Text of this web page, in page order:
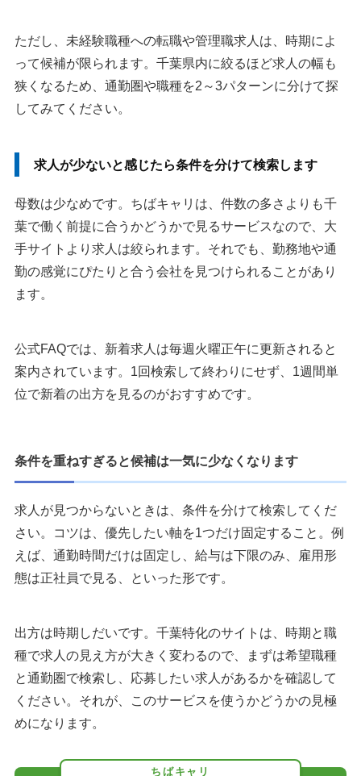
ただし、未経験職種への転職や管理職求人は、時期によ
って候補が限られます。千葉県内に絞るほど求人の幅も
狭くなるため、通勤圏や職種を2～3パターンに分けて探
してみてください。
求人が少ないと感じたら条件を分けて検索します
母数は少なめです。ちばキャリは、件数の多さよりも千
葉で働く前提に合うかどうかで見るサービスなので、大
手サイトより求人は絞られます。それでも、勤務地や通
勤の感覚にぴたりと合う会社を見つけられることがあり
ます。
公式FAQでは、新着求人は毎週火曜正午に更新されると
案内されています。1回検索して終わりにせず、1週間単
位で新着の出方を見るのがおすすめです。
条件を重ねすぎると候補は一気に少なくなります
求人が見つからないときは、条件を分けて検索してくだ
さい。コツは、優先したい軸を1つだけ固定すること。例
えば、通勤時間だけは固定し、給与は下限のみ、雇用形
態は正社員で見る、といった形です。
出方は時期しだいです。千葉特化のサイトは、時期と職
種で求人の見え方が大きく変わるので、まずは希望職種
と通勤圏で検索し、応募したい求人があるかを確認して
ください。それが、このサービスを使うかどうかの見極
めになります。
ちばキャリ